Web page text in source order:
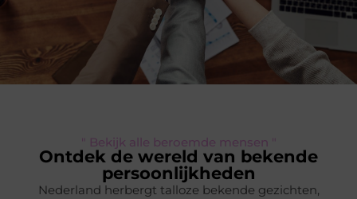
" Bekijk alle beroemde mensen "
Ontdek de wereld van bekende
persoonlijkheden
Nederland herbergt talloze bekende gezichten,